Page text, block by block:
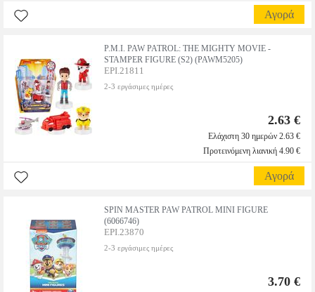
Αγορά
P.M.I. PAW PATROL: THE MIGHTY MOVIE -
STAMPER FIGURE (S2) (PAWM5205)
EPI.21811
2-3 εργάσιμες ημέρες
2.63 €
Ελάχιστη 30 ημερών 2.63 €
Προτεινόμενη λιανική 4.90 €
Αγορά
SPIN MASTER PAW PATROL MINI FIGURE
(6066746)
EPI.23870
2-3 εργάσιμες ημέρες
3.70 €